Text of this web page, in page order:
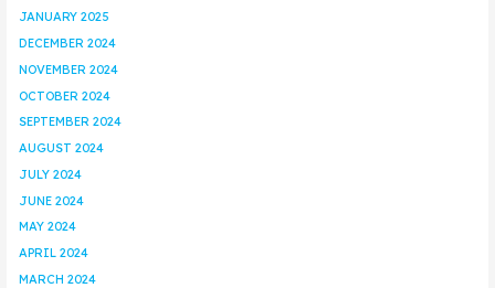
JANUARY 2025
DECEMBER 2024
NOVEMBER 2024
OCTOBER 2024
SEPTEMBER 2024
AUGUST 2024
JULY 2024
JUNE 2024
MAY 2024
APRIL 2024
MARCH 2024